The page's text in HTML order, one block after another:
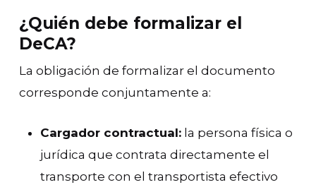
¿Quién debe formalizar el
DeCA?
La obligación de formalizar el documento
corresponde conjuntamente a:
Cargador contractual:la persona física o
jurídica que contrata directamente el
transporte con el transportista efectivo